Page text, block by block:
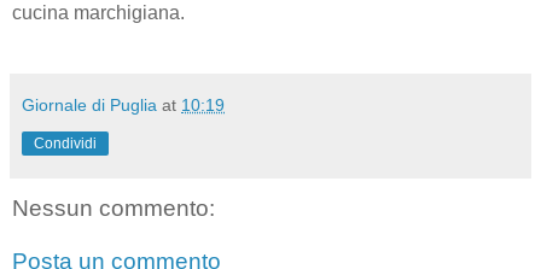
cucina marchigiana.
Giornale di Puglia at 10:19
Condividi
Nessun commento:
Posta un commento